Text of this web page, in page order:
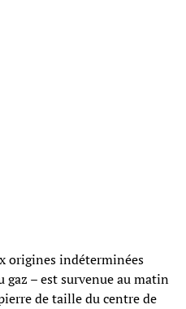
origines indéterminées
– est survenue au matin
de taille du centre de